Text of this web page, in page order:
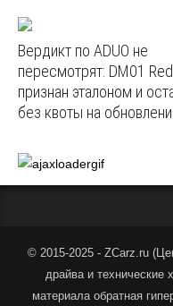
Вердикт по ADUO не
пересмотрят: DM01
признан эталоном и
без квоты на
© 2015-2025 - ZCarz.ru (
драйва и технические
материала обратная